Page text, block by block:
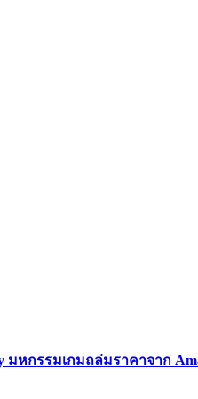
มหกรรมเกมถล่มราคาจาก